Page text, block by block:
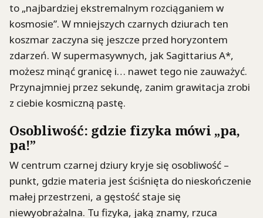
to „najbardziej ekstremalnym rozciąganiem w
kosmosie”. W mniejszych czarnych dziurach ten
koszmar zaczyna się jeszcze przed horyzontem
zdarzeń. W supermasywnych, jak Sagittarius A*,
możesz minąć granicę i… nawet tego nie zauważyć.
Przynajmniej przez sekundę, zanim grawitacja zrobi
z ciebie kosmiczną pastę.
Osobliwość: gdzie fizyka mówi „pa,
pa!”
W centrum czarnej dziury kryje się osobliwość –
punkt, gdzie materia jest ściśnięta do nieskończenie
małej przestrzeni, a gęstość staje się
niewyobrażalna. Tu fizyka, jaką znamy, rzuca